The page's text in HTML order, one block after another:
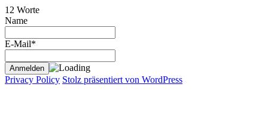
12 Worte
Name
E-Mail*
Privacy Policy Stolz präsentiert von WordPress